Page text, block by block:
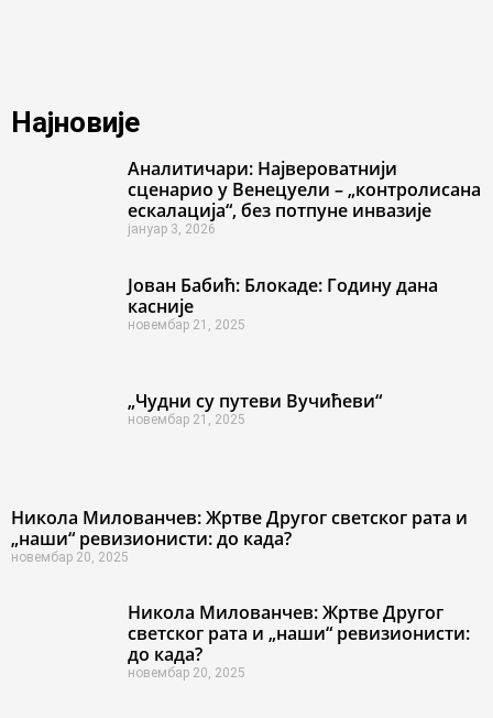
Најновије
Аналитичари: Највероватнији
сценарио у Венецуели – „контролисана
ескалација“, без потпуне инвазије
јануар 3, 2026
Јован Бабић: Блокаде: Годину дана
касније
новембар 21, 2025
„Чудни су путеви Вучићеви“
новембар 21, 2025
Никола Милованчев: Жртве Другог светског рата и
„наши“ ревизионисти: до када?
новембар 20, 2025
Никола Милованчев: Жртве Другог
светског рата и „наши“ ревизионисти:
до када?
новембар 20, 2025